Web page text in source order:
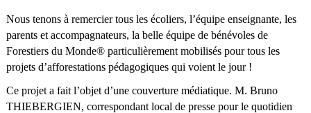
Nous tenons à remercier tous les écoliers, l’équipe enseignante, les
parents et accompagnateurs, la belle équipe de bénévoles de
Forestiers du Monde® particulièrement mobilisés pour tous les
projets d’afforestations pédagogiques qui voient le jour !
Ce projet a fait l’objet d’une couverture médiatique. M. Bruno
THIEBERGIEN, correspondant local de presse pour le quotidien